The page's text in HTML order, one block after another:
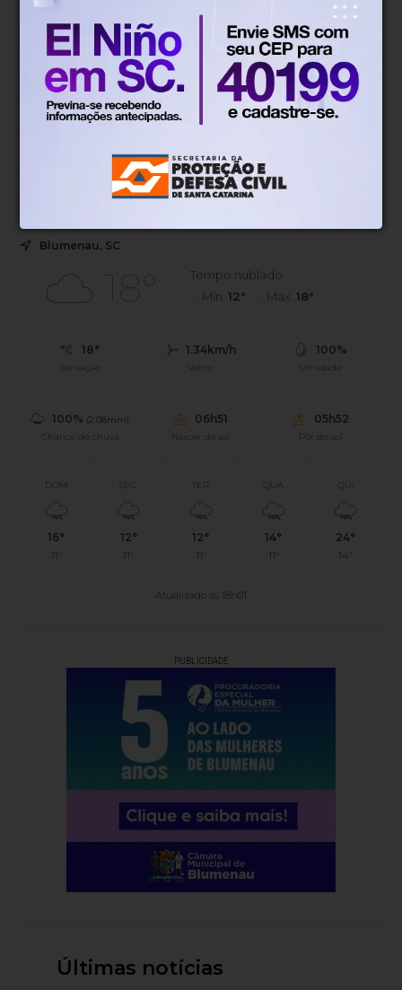
Novo sistema Há 1 dia
Blumenau passa a receber pedidos
de manutenção urbana pela internet
Novo sistema permite registrar pedidos de tapa-buracos,
iluminação pública, roçadas e limpeza urbana
diretamente pelo portal da Prefeitura.
Blumenau, SC
18°
Tempo nublado
Mín. 12° Máx. 18°
18°
Sensação
1.34km/h
Vento
100%
Umidade
100% (2.08mm)
Chance de chuva
06h51
Nascer do sol
05h52
Pôr do sol
DOM
16°
11°
SEG
12°
11°
TER
12°
11°
QUA
14°
11°
24°
14°
Atualizado às 18h01
PUBLICIDADE
Últimas notícias